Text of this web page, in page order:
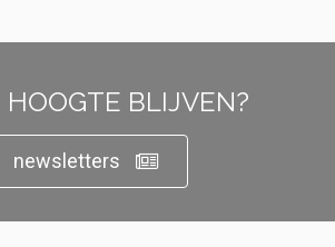
HOOGTE BLIJVEN?
newsletters